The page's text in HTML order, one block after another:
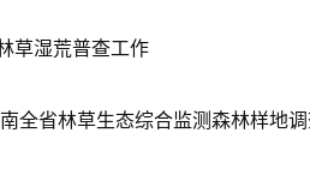
草湿荒普查工作
全省林草生态综合监测森林样地